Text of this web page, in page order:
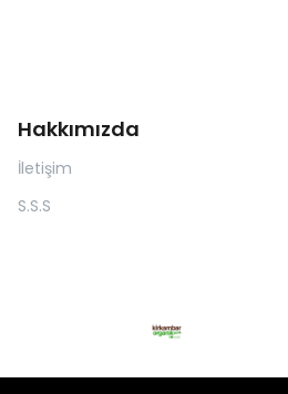
Hakkımızda
İletişim
S.S.S